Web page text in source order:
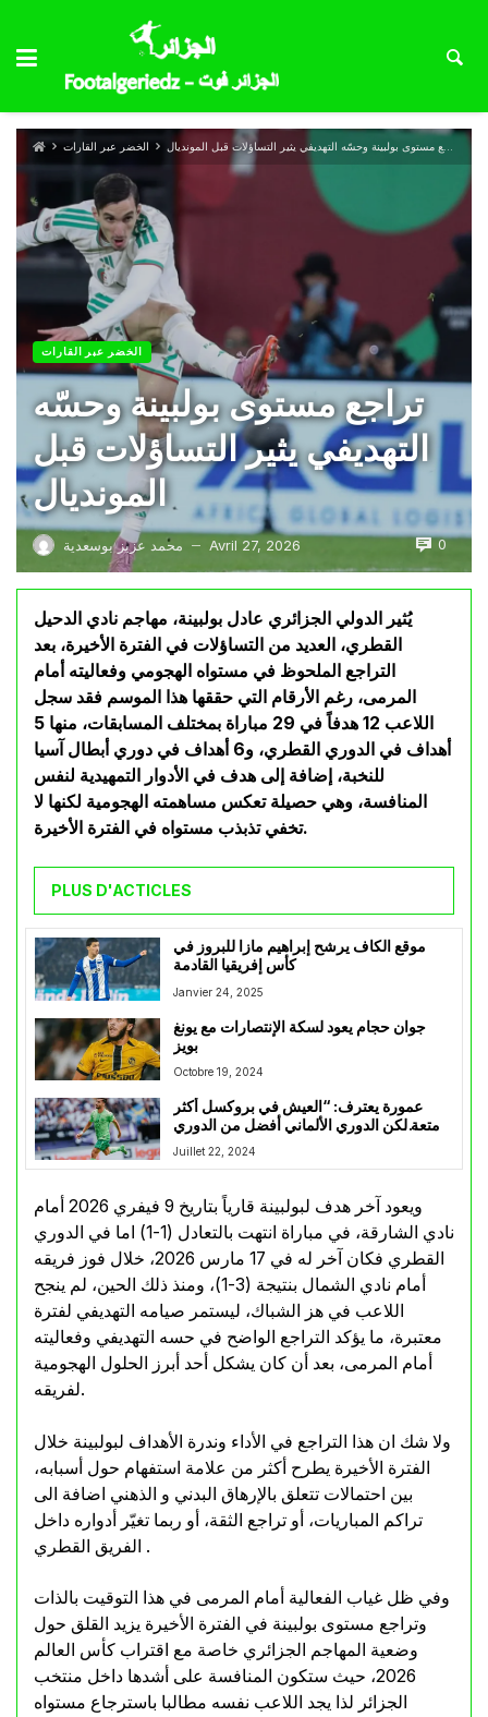
الخضر عبر القارات تراجع مستوى بولبينة وحسّه التهديفي يثير التساؤلات قبل المونديال
الخضر عبر القارات
تراجع مستوى بولبينة وحسّه
التهديفي يثير التساؤلات قبل
المونديال
محمد عزيز بوسعدية — Avril 27, 2026 0
يُثير الدولي الجزائري عادل بولبينة، مهاجم نادي الدحيل
القطري، العديد من التساؤلات في الفترة الأخيرة، بعد
التراجع الملحوظ في مستواه الهجومي وفعاليته أمام
المرمى، رغم الأرقام التي حققها هذا الموسم فقد سجل
اللاعب 12 هدفاً في 29 مباراة بمختلف المسابقات، منها 5
أهداف في الدوري القطري، و6 أهداف في دوري أبطال آسيا
للنخبة، إضافة إلى هدف في الأدوار التمهيدية لنفس
المنافسة، وهي حصيلة تعكس مساهمته الهجومية لكنها لا
تخفي تذبذب مستواه في الفترة الأخيرة.
PLUS D'ACTICLES
موقع الكاف يرشح إبراهيم مازا للبروز في
كأس إفريقيا القادمة
Janvier 24, 2025
جوان حجام يعود لسكة الإنتصارات مع يونغ
بويز
Octobre 19, 2024
عمورة يعترف: “العيش في بروكسل أكثر
متعة لكن الدوري الألماني أفضل من الدوري
البلجيكي”
Juillet 22, 2024
ويعود آخر هدف لبولبينة قارياً بتاريخ 9 فيفري 2026 أمام
نادي الشارقة، في مباراة انتهت بالتعادل (1-1) اما في الدوري
القطري فكان آخر له في 17 مارس 2026، خلال فوز فريقه
أمام نادي الشمال بنتيجة (3-1)، ومنذ ذلك الحين، لم ينجح
اللاعب في هز الشباك، ليستمر صيامه التهديفي لفترة
معتبرة، ما يؤكد التراجع الواضح في حسه التهديفي وفعاليته
أمام المرمى، بعد أن كان يشكل أحد أبرز الحلول الهجومية
لفريقه.
ولا شك ان هذا التراجع في الأداء وندرة الأهداف لبولبينة خلال
الفترة الأخيرة يطرح أكثر من علامة استفهام حول أسبابه،
بين احتمالات تتعلق بالإرهاق البدني و الذهني اضافة الى
تراكم المباريات، أو تراجع الثقة، أو ربما تغيّر أدواره داخل
الفريق القطري .
وفي ظل غياب الفعالية أمام المرمى في هذا التوقيت بالذات
وتراجع مستوى بولبينة في الفترة الأخيرة يزيد القلق حول
وضعية المهاجم الجزائري خاصة مع اقتراب كأس العالم
2026، حيث ستكون المنافسة على أشدها داخل منتخب
الجزائر لذا يجد اللاعب نفسه مطالبا باسترجاع مستواه